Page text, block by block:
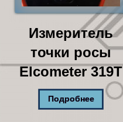
Измеритель
точки росы
Elcometer 319T
Подробнее